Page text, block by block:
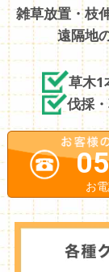
雑草放置・枝
遠隔地
草木1
伐採
お